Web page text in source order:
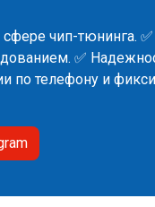
чип-тюнинга.
✅
по телефону и